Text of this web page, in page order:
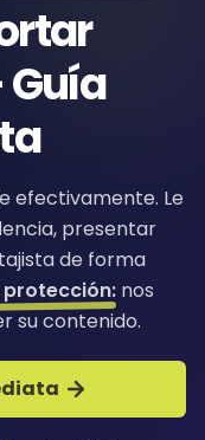
efectivamente. Le
presentar
de forma
nos
su contenido.